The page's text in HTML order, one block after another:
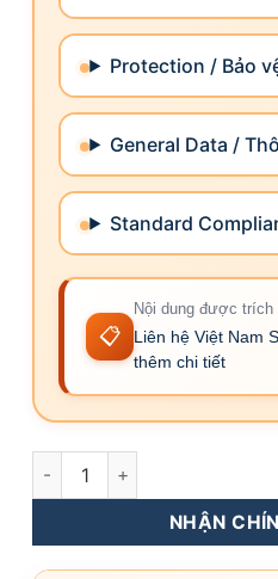
Protection / Bảo
General Data /
Standard
📋
Nội dung được trích
Liên hệ Việt Nam
thêm chi tiết
Sigen PV 50M1-HYB -
NHẬN